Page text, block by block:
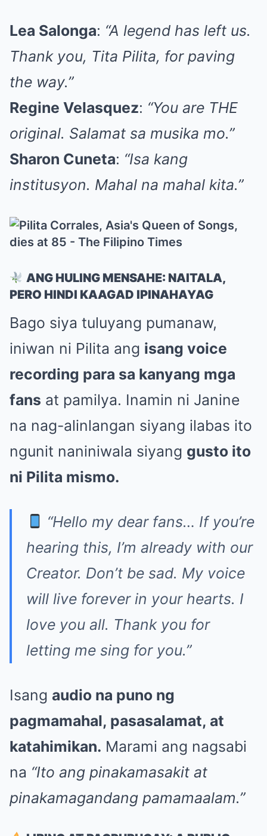
Lea Salonga: “A legend has left us.
Thank you, Tita Pilita, for paving
the way.”
Regine Velasquez: “You are THE
original. Salamat sa musika mo.”
Sharon Cuneta: “Isa kang
institusyon. Mahal na mahal kita.”
ANG HULING MENSAHE: NAITALA,
PERO HINDI KAAGAD IPINAHAYAG
Bago siya tuluyang pumanaw,
iniwan ni Pilita ang isang voice
recording para sa kanyang mga
fans at pamilya. Inamin ni Janine
na nag-alinlangan siyang ilabas ito
ngunit naniniwala siyang gusto ito
ni Pilita mismo.
“Hello my dear fans… If you’re
hearing this, I’m already with our
Creator. Don’t be sad. My voice
will live forever in your hearts. I
love you all. Thank you for
letting me sing for you.”
Isang audio na puno ng
pagmamahal, pasasalamat, at
katahimikan. Marami ang nagsabi
na “Ito ang pinakamasakit at
pinakamagandang pamamaalam.”